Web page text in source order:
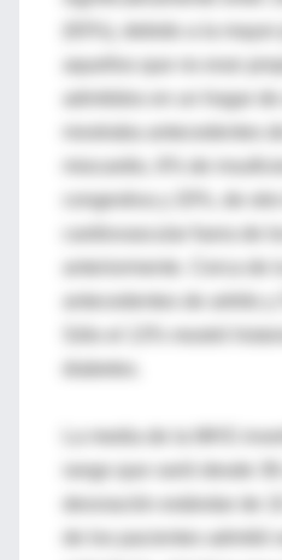
(93%), debido a la mayor
aquellos que no eran
admitidos en un hogar
mostraba antecedentes
congestiva y 20%, de otro
rango que varió desde